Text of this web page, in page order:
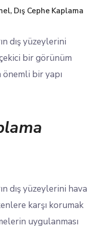
, Dış Cephe Kaplama
dış yüzeylerini
bir görünüm
önemli bir yapı
dış yüzeylerini hava
karşı korumak
uygulanması